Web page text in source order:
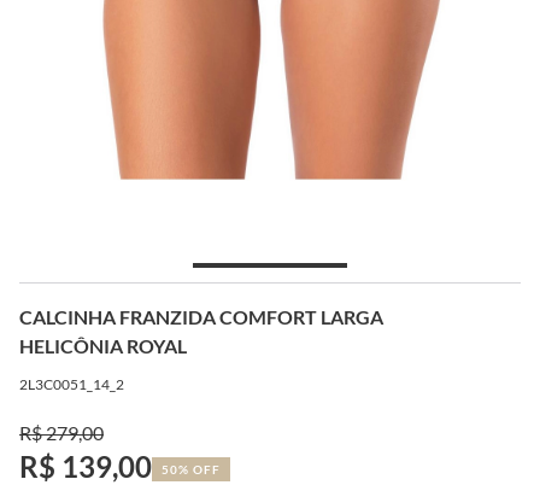
CALCINHA FRANZIDA COMFORT LARGA
HELICÔNIA ROYAL
2L3C0051_14_2
R$ 279,00
R$ 139,00 50% OFF